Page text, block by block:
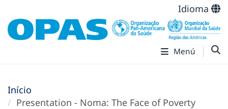
Idioma
Menú
Início
Presentation - Noma: The Face of Poverty